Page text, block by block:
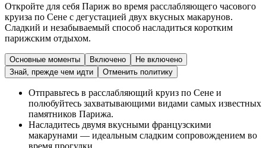
Откройте для себя Париж во время расслабляющего часового
круиза по Сене с дегустацией двух вкусных макарунов.
Сладкий и незабываемый способ насладиться коротким
парижским отдыхом.
Основные моменты Включено
Не включено
Знай, прежде чем идти
Отменить политику
Отправьтесь в расслабляющий круиз по Сене и
полюбуйтесь захватывающими видами самых известных
памятников Парижа.
Насладитесь двумя вкусными французскими
макарунами — идеальным сладким сопровождением во
время прогулки.